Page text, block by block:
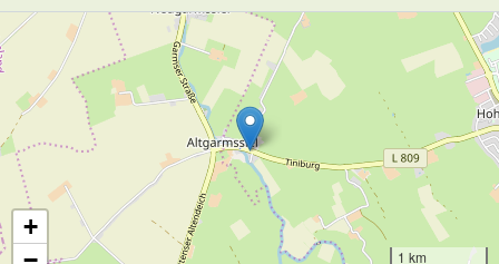
Lade Lageplan
+
1 km